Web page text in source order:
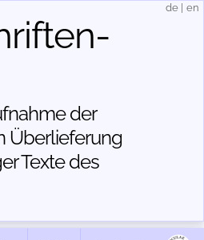
der
Über­lieferung
Texte des
de en